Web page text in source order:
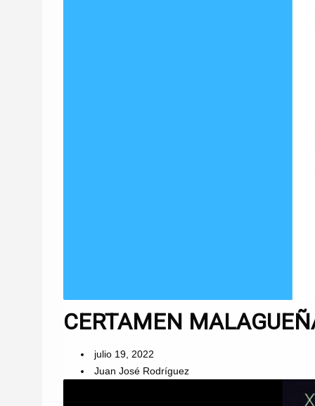
CERTAMEN
julio 19, 2022
Juan José Rodríguez